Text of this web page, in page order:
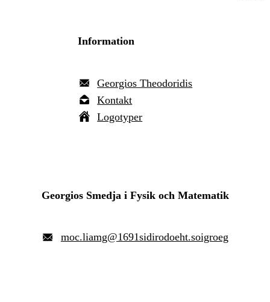
Information
Georgios Theodoridis
Kontakt
Logotyper
Georgios Smedja i Fysik och Matematik
moc.liamg@1691sidirodoeht.soigroeg